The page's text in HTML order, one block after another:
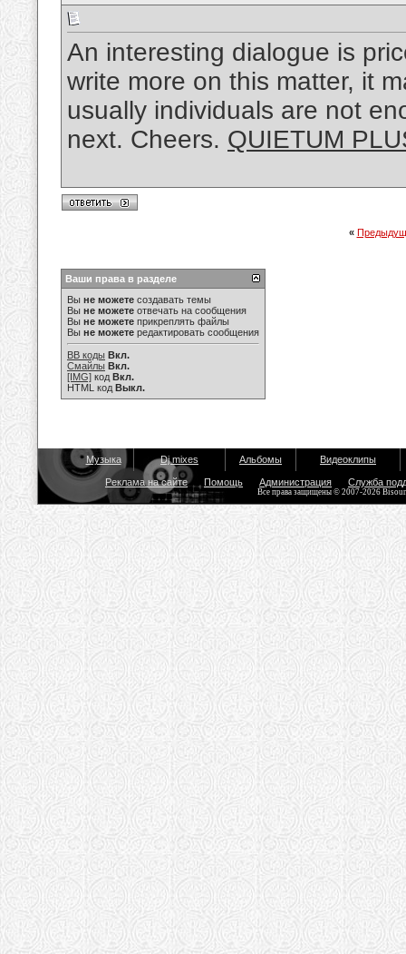
An interesting dialogue is
write more on this matter, it
usually individuals are not
next. Cheers. QUIETUM
«
Ваши права в разделе
Вы не можете создавать темы
Вы не можете отвечать на сообщения
Вы не можете прикреплять файлы
Вы не можете редактировать сообщения
BB коды Вкл.
Смайлы Вкл.
[IMG] код Вкл.
HTML код Выкл.
Музыка Dj mixes Альбомы Видеоклипы
Реклама на сайте Помощь Администрация Служба
Все права защищены © 2007-2026